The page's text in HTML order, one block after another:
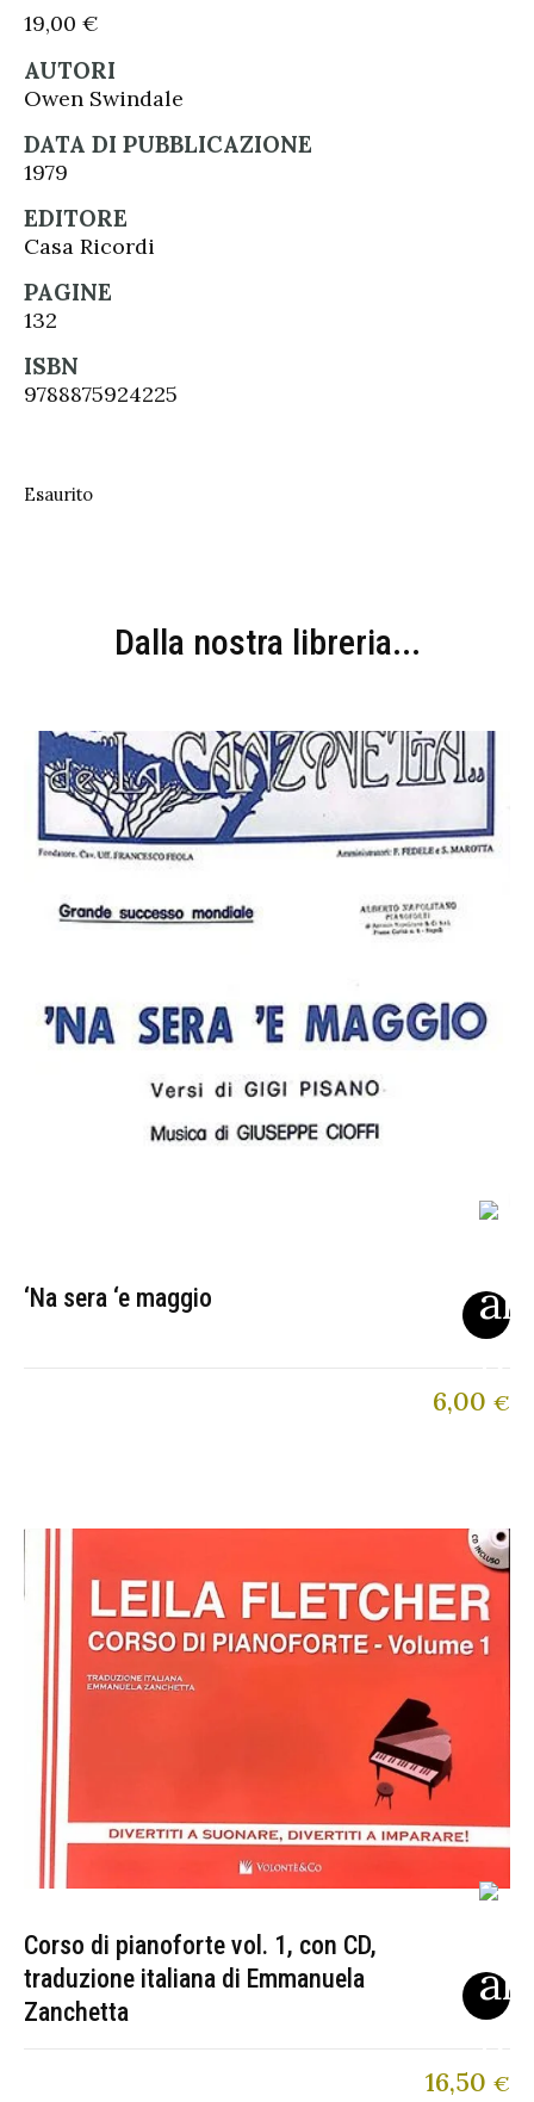
19,00 €
AUTORI
Owen Swindale
DATA DI PUBBLICAZIONE
1979
EDITORE
Casa Ricordi
PAGINE
132
ISBN
9788875924225
Esaurito
Dalla nostra libreria...
‘Na sera ‘e maggio
6,00 €
Corso di pianoforte vol. 1, con CD,
traduzione italiana di Emmanuela
Zanchetta
16,50 €